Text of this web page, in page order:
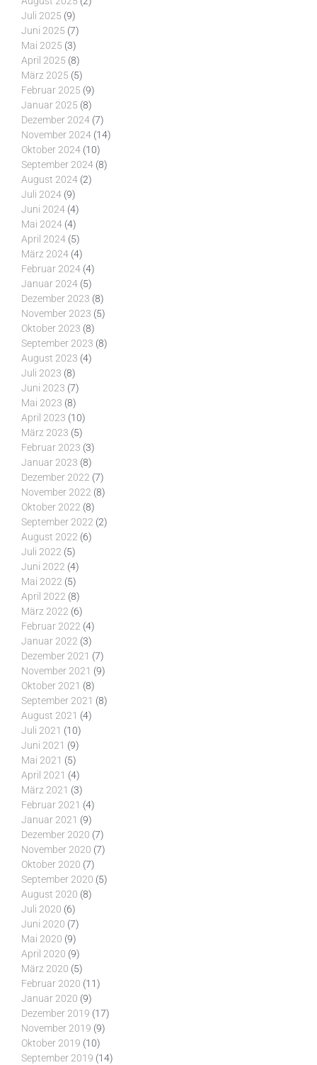
Juli 2025 (9)
Juni 2025 (7)
Mai 2025 (3)
April 2025 (8)
März 2025 (5)
Februar 2025 (9)
Januar 2025 (8)
Dezember 2024 (7)
November 2024 (14)
Oktober 2024 (10)
September 2024 (8)
August 2024 (2)
Juli 2024 (9)
Juni 2024 (4)
Mai 2024 (4)
April 2024 (5)
März 2024 (4)
Februar 2024 (4)
Januar 2024 (5)
Dezember 2023 (8)
November 2023 (5)
Oktober 2023 (8)
September 2023 (8)
August 2023 (4)
Juli 2023 (8)
Juni 2023 (7)
Mai 2023 (8)
April 2023 (10)
März 2023 (5)
Februar 2023 (3)
Januar 2023 (8)
Dezember 2022 (7)
November 2022 (8)
Oktober 2022 (8)
September 2022 (2)
August 2022 (6)
Juli 2022 (5)
Juni 2022 (4)
Mai 2022 (5)
April 2022 (8)
März 2022 (6)
Februar 2022 (4)
Januar 2022 (3)
Dezember 2021 (7)
November 2021 (9)
Oktober 2021 (8)
September 2021 (8)
August 2021 (4)
Juli 2021 (10)
Juni 2021 (9)
Mai 2021 (5)
April 2021 (4)
März 2021 (3)
Februar 2021 (4)
Januar 2021 (9)
Dezember 2020 (7)
November 2020 (7)
Oktober 2020 (7)
September 2020 (5)
August 2020 (8)
Juli 2020 (6)
Juni 2020 (7)
Mai 2020 (9)
April 2020 (9)
März 2020 (5)
Februar 2020 (11)
Januar 2020 (9)
Dezember 2019 (17)
November 2019 (9)
Oktober 2019 (10)
September 2019 (14)